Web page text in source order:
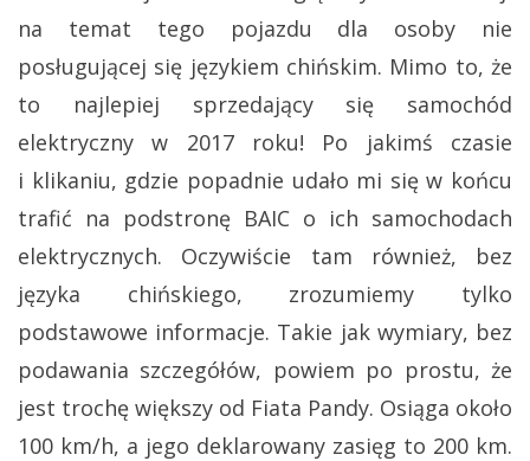
na temat tego pojazdu dla osoby nie
posługującej się językiem chińskim. Mimo to, że
to najlepiej sprzedający się samochód
elektryczny w 2017 roku! Po jakimś czasie
i klikaniu, gdzie popadnie udało mi się w końcu
trafić na podstronę BAIC o ich samochodach
elektrycznych. Oczywiście tam również, bez
języka chińskiego, zrozumiemy tylko
podstawowe informacje. Takie jak wymiary, bez
podawania szczegółów, powiem po prostu, że
jest trochę większy od Fiata Pandy. Osiąga około
100 km/h, a jego deklarowany zasięg to 200 km.